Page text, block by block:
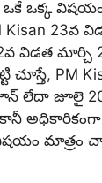
ఒకే ఒక్క
Kisan 23వ
విడత మార్చి
చూస్తే, PM
లేదా జూలై
కానీ
విషయం మాత్రం